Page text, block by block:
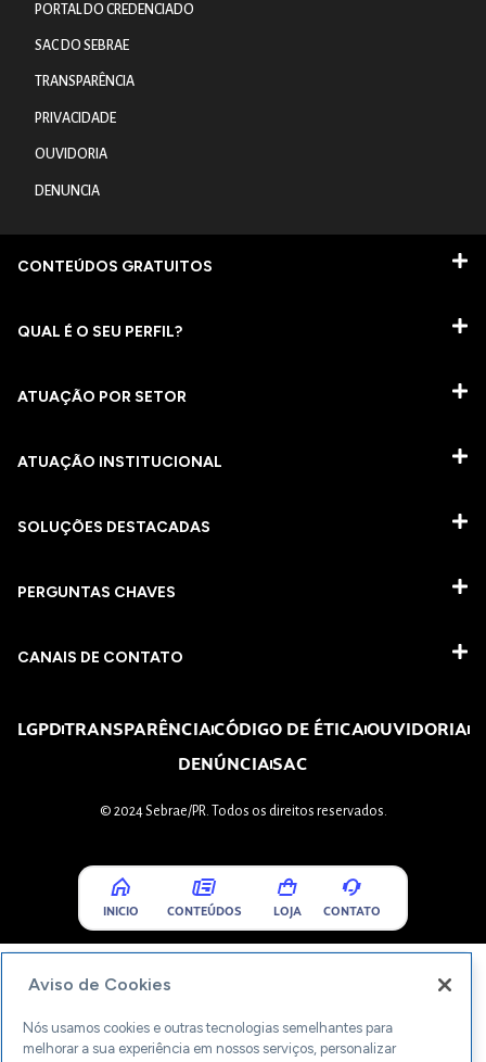
PORTAL DO CREDENCIADO
SAC DO SEBRAE
TRANSPARÊNCIA
PRIVACIDADE
OUVIDORIA
DENUNCIA
CONTEÚDOS GRATUITOS
QUAL É O SEU PERFIL?
ATUAÇÃO POR SETOR
ATUAÇÃO INSTITUCIONAL
SOLUÇÕES DESTACADAS
PERGUNTAS CHAVES​
CANAIS DE CONTATO
LGPDTRANSPARÊNCIACÓDIGO DE ÉTICAOUVIDORIA
DENÚNCIASAC
© 2024 Sebrae/PR. Todos os direitos reservados.
INICIO CONTEÚDOS LOJA CONTATO
Aviso de Cookies
Nós usamos cookies e outras tecnologias semelhantes para
melhorar a sua experiência em nossos serviços, personalizar